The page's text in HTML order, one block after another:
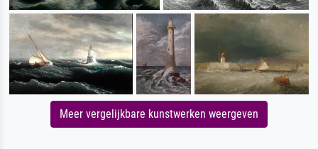
Meer vergelijkbare kunstwerken weergeven